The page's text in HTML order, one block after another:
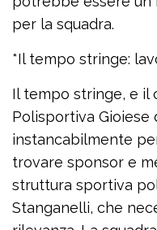
per la squadra.
*Il tempo stringe:
Il tempo stringe, e il
Polisportiva Gioiese
instancabilmente
trovare sponsor e
struttura sportiva
Stanganelli, che